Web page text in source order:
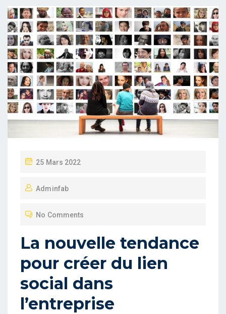
P
S
E
O
N
25 Mars 2022
Adminfab
No Comments
La nouvelle tendance
pour créer du lien
social dans
l’entreprise